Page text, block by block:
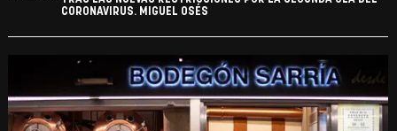
CORONAVIRUS. MIGUEL OSÉS